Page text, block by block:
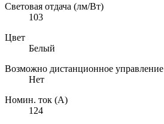
Световая отдача (лм/Вт)
103
Цвет
Белый
Возможно дистанционное управление
Нет
Номин. ток (А)
124